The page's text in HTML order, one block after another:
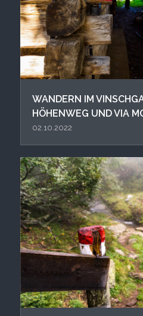
WANDERN IM
HÖHENWEG UND VIA
02.10.2022